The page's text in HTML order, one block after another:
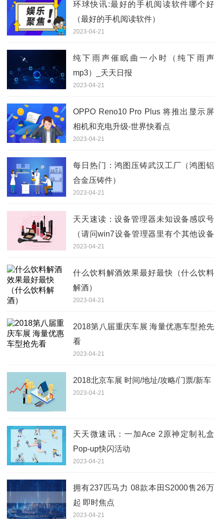
环球快讯:最好的手机阅读软件哪个好
（最好的手机阅读软件）
2023-04-21
纯下雨声催眠曲一小时（纯下雨声
mp3）_天天日报
2023-04-21
OPPO Reno10 Pro Plus 将推出显示屏
相机和充电升级-世界快看点
2023-04-21
每日热门：鸿图压铸武汉工厂（鸿图铝
合金压铸件）
2023-04-21
天天速读：设备管理器未知设备感叹号
（请问win7设备管理器里有个其他设备
下面是未知设备而且有个感叹号）
2023-04-21
什么饮料解酒效果最好最快（什么饮料
解酒）
2023-04-21
2018第八届重庆车展 海量优惠车型抢先
看
2023-04-21
2018北京车展 时间/地址/攻略/门票/新车
2023-04-21
天天微速讯：一加Ace 2原神定制礼盒
Pop-up快闪活动
2023-04-21
拥有237匹马力 08款本田S2000售26万
起 即时焦点
2023-04-21